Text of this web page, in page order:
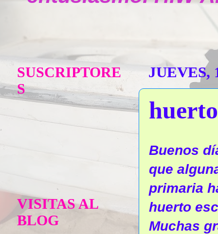
JUEVES,
Buenos
que
primaria
huerto
Muchas
SUSCRIPTORE
S
VISITAS AL
BLOG